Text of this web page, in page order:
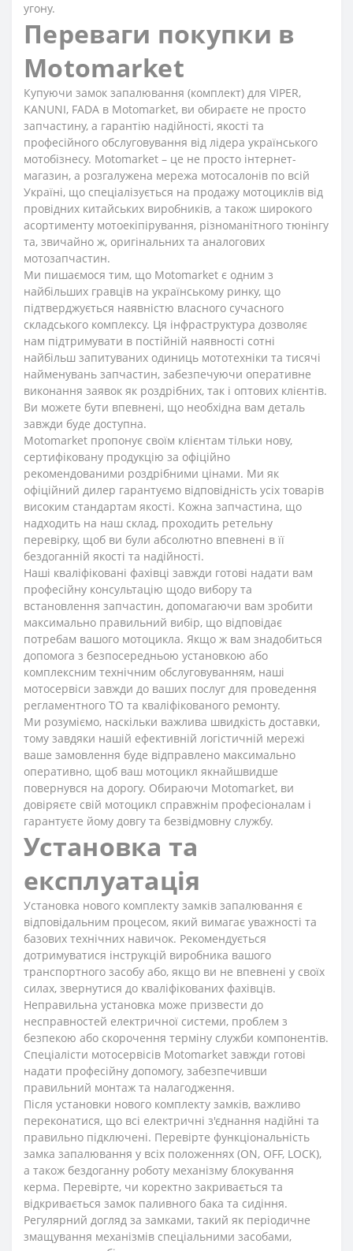
угону.
Переваги покупки в
Motomarket
Купуючи замок запалювання (комплект) для VIPER,
KANUNI, FADA в Motomarket, ви обираєте не просто
запчастину, а гарантію надійності, якості та
професійного обслуговування від лідера українського
мотобізнесу. Motomarket – це не просто інтернет-
магазин, а розгалужена мережа мотосалонів по всій
Україні, що спеціалізується на продажу мотоциклів від
провідних китайських виробників, а також широкого
асортименту мотоекіпірування, різноманітного тюнінгу
та, звичайно ж, оригінальних та аналогових
мотозапчастин.
Ми пишаємося тим, що Motomarket є одним з
найбільших гравців на українському ринку, що
підтверджується наявністю власного сучасного
складського комплексу. Ця інфраструктура дозволяє
нам підтримувати в постійній наявності сотні
найбільш запитуваних одиниць мототехніки та тисячі
найменувань запчастин, забезпечуючи оперативне
виконання заявок як роздрібних, так і оптових клієнтів.
Ви можете бути впевнені, що необхідна вам деталь
завжди буде доступна.
Motomarket пропонує своїм клієнтам тільки нову,
сертифіковану продукцію за офіційно
рекомендованими роздрібними цінами. Ми як
офіційний дилер гарантуємо відповідність усіх товарів
високим стандартам якості. Кожна запчастина, що
надходить на наш склад, проходить ретельну
перевірку, щоб ви були абсолютно впевнені в її
бездоганній якості та надійності.
Наші кваліфіковані фахівці завжди готові надати вам
професійну консультацію щодо вибору та
встановлення запчастин, допомагаючи вам зробити
максимально правильний вибір, що відповідає
потребам вашого мотоцикла. Якщо ж вам знадобиться
допомога з безпосередньою установкою або
комплексним технічним обслуговуванням, наші
мотосервіси завжди до ваших послуг для проведення
регламентного ТО та кваліфікованого ремонту.
Ми розуміємо, наскільки важлива швидкість доставки,
тому завдяки нашій ефективній логістичній мережі
ваше замовлення буде відправлено максимально
оперативно, щоб ваш мотоцикл якнайшвидше
повернувся на дорогу. Обираючи Motomarket, ви
довіряєте свій мотоцикл справжнім професіоналам і
гарантуєте йому довгу та безвідмовну службу.
Установка та
експлуатація
Установка нового комплекту замків запалювання є
відповідальним процесом, який вимагає уважності та
базових технічних навичок. Рекомендується
дотримуватися інструкцій виробника вашого
транспортного засобу або, якщо ви не впевнені у своїх
силах, звернутися до кваліфікованих фахівців.
Неправильна установка може призвести до
несправностей електричної системи, проблем з
безпекою або скорочення терміну служби компонентів.
Спеціалісти мотосервісів Motomarket завжди готові
надати професійну допомогу, забезпечивши
правильний монтаж та налагодження.
Після установки нового комплекту замків, важливо
переконатися, що всі електричні з'єднання надійні та
правильно підключені. Перевірте функціональність
замка запалювання у всіх положеннях (ON, OFF, LOCK),
а також бездоганну роботу механізму блокування
керма. Перевірте, чи коректно закривається та
відкривається замок паливного бака та сидіння.
Регулярний догляд за замками, такий як періодичне
змащування механізмів спеціальними засобами,